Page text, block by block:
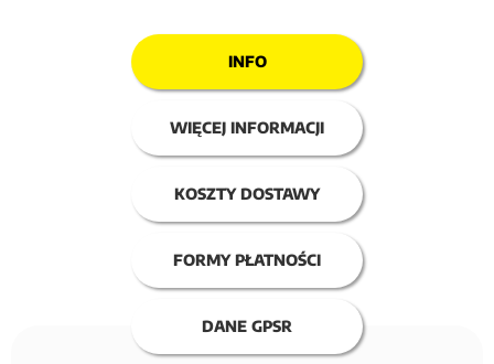
INFO
WIĘCEJ INFORMACJI
KOSZTY DOSTAWY
FORMY PŁATNOŚCI
DANE GPSR